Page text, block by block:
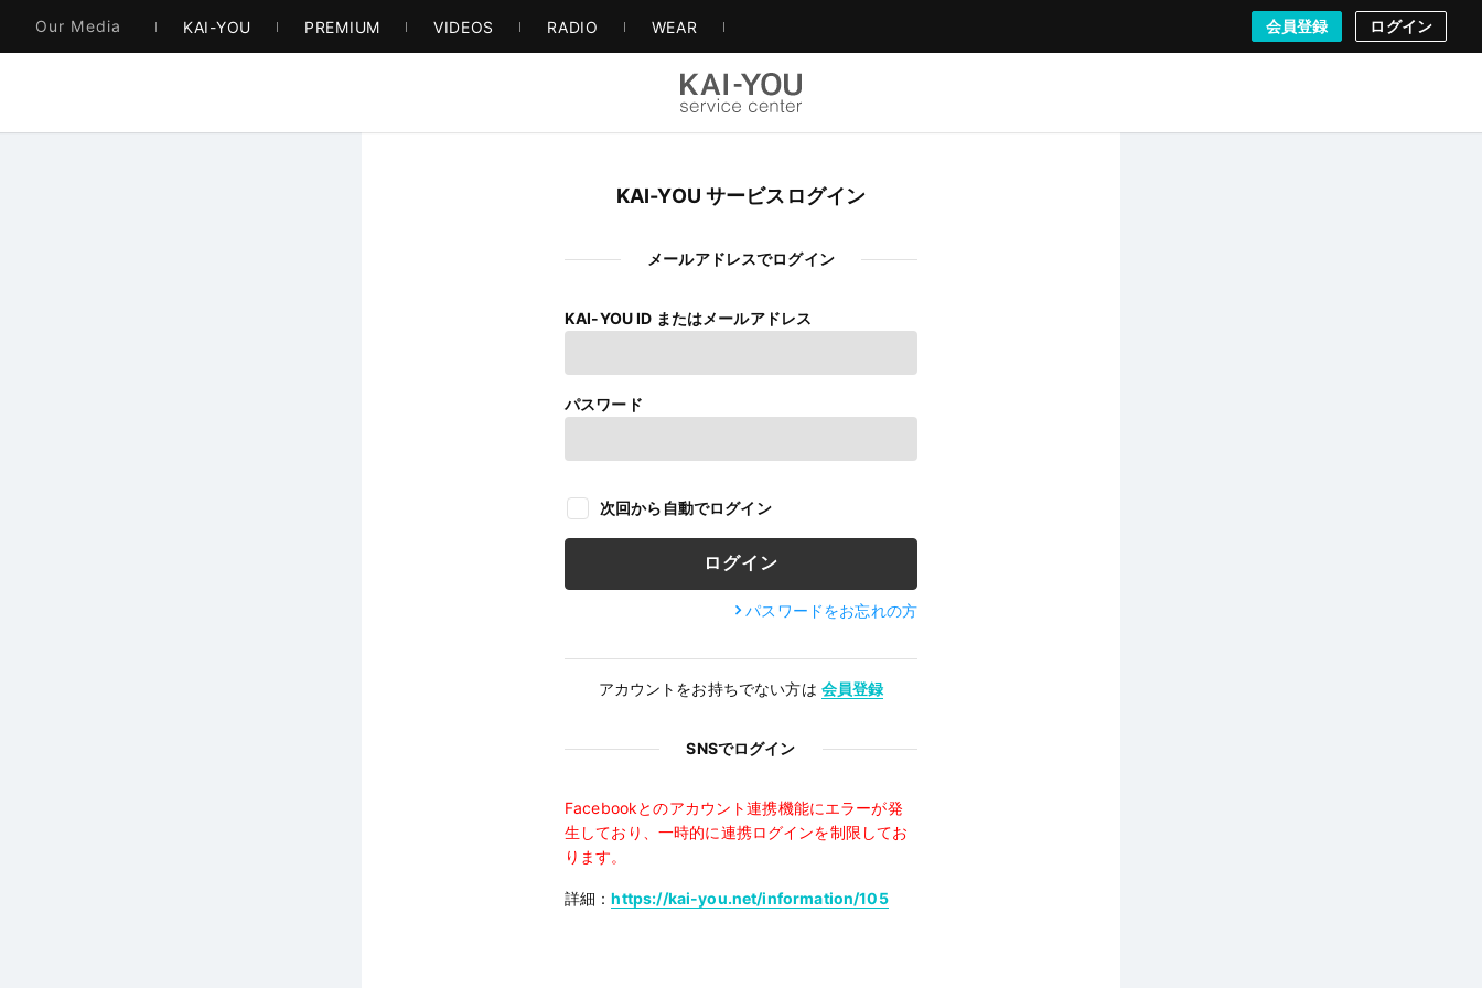
Our Media KAI-YOU PREMIUM VIDEOS RADIO WEAR 会員登録 ログイン
KAI-YOU サービスログイン
メールアドレスでログイン
KAI-YOU ID またはメールアドレス
パスワード
次回から自動でログイン
パスワードをお忘れの方
アカウントをお持ちでない方は 会員登録
SNSでログイン
Facebookとのアカウント連携機能にエラーが発
生しており、一時的に連携ログインを制限してお
ります。
詳細：https://kai-you.net/information/105